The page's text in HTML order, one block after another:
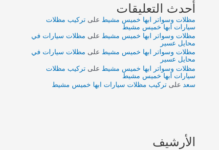
أحدث التعليقات
مظلات وسواتر ابها خميس مشيط علىتركيب مظلات
سيارات ابها خميس مشيط
مظلات وسواتر ابها خميس مشيط على مظلات سيارات في
محايل عسير
مظلات وسواتر ابها خميس مشيط على مظلات سيارات في
محايل عسير
مظلات وسواتر ابها خميس مشيط علىتركيب مظلات
سيارات ابها خميس مشيط
سعد علىتركيب مظلات سيارات ابها خميس مشيط
الأرشيف